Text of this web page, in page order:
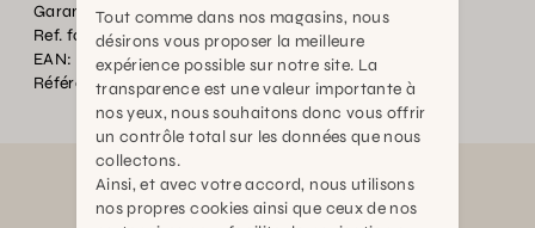
Garantie:
2 ans
Ref. fournisseur:
2328-O
EAN:
2000000567562
Référence:
BT.P76056.0000.0000.0000
Tout comme dans nos magasins, nous
désirons vous proposer la meilleure
expérience possible sur notre site. La
transparence est une valeur importante à
nos yeux, nous souhaitons donc vous offrir
un contrôle total sur les données que nous
collectons.
Ainsi, et avec votre accord, nous utilisons
nos propres cookies ainsi que ceux de nos